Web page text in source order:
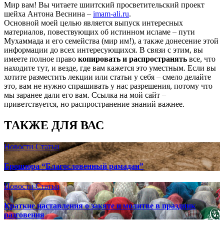
Мир вам! Вы читаете шиитский просветительский проект
шейха Антона Веснина – imam-ali.ru.
Основной моей целью является выпуск интересных
материалов, повествующих об истинном исламе – пути
Мухаммада и его семейства (мир им!), а также донесение этой
информации до всех интересующихся. В связи с этим, вы
имеете полное право копировать и распространять все, что
находите тут, и везде, где вам кажется это уместным. Если вы
хотите разместить лекции или статьи у себя – смело делайте
это, вам не нужно спрашивать у нас разрешения, потому что
мы заранее дали его вам. Ссылка на мой сайт –
приветствуется, но распространение знаний важнее.
ТАКЖЕ ДЛЯ ВАС
НовостиСтатьи
Брошюра “Благословенный рамадан”
НовостиСтатьи
Краткие наставления о закяте и молитве в праздник
разговения